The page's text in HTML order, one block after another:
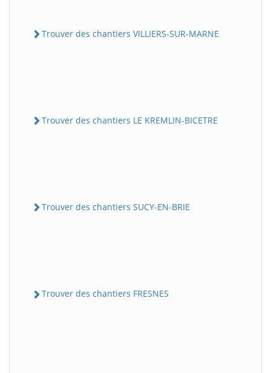
Trouver des chantiers VILLIERS-SUR-MARNE
Trouver des chantiers LE KREMLIN-BICETRE
Trouver des chantiers SUCY-EN-BRIE
Trouver des chantiers FRESNES